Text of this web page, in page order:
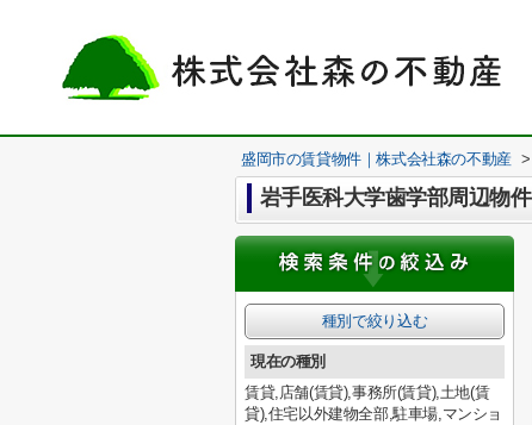
盛岡市の賃貸物件｜株式会社森の不動産 >
岩手医科大学歯学部周辺物件
種別で絞り込む
現在の種別
賃貸,店舗(賃貸),事務所(賃貸),土地(賃
貸),住宅以外建物全部,駐車場,マンショ